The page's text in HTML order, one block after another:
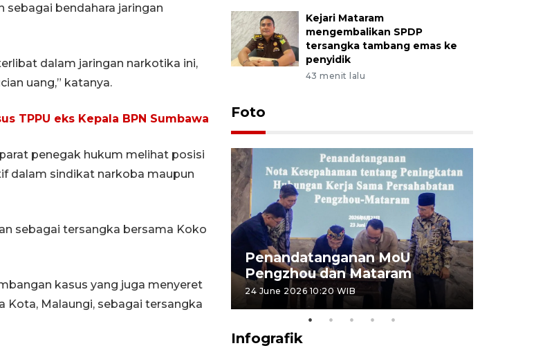
sebagai bendahara jaringan
dalam jaringan narkotika ini,
uang,” katanya.
TPPU eks Kepala BPN Sumbawa
penegak hukum melihat posisi
dalam sindikat narkoba maupun
sebagai tersangka bersama Koko
kasus yang juga menyeret
Kota, Malaungi, sebagai tersangka
Kejari Mataram
mengembalikan SPDP
tersangka tambang emas ke
penyidik
43 menit lalu
Foto
10 March 2026 12:55 WIB
Penandatanganan MoU
Pengzhou dan Mataram
24 June 2026 10:20 WIB
Infografik